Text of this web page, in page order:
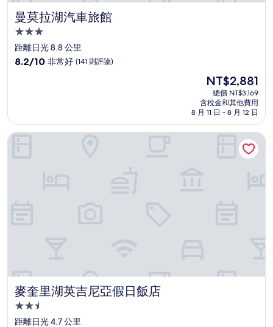
曼莫拉湖汽車旅館
曼莫拉湖汽車旅館
3.0
星
級
距離日光 8.8 公里
8.2
非
常
8.2/10 非常好 (141 則評論)
現
在
價
格
為
NT$2,881
NT$2,881
總價 NT$3,169
含稅金和其他費用
8 月 11 日 - 8 月 12 日
麥奎里湖英吉尼亞假日飯店
麥奎里湖英吉尼亞假日飯店
2.5
星
距離日光 4.7 公里
麥奎里湖英吉尼亞假日飯店